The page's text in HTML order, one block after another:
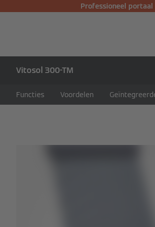
Professioneel portaal
Vitosol 300-TM
Functies Voordelen